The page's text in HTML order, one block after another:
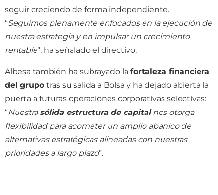
seguir creciendo de forma independiente.
“Seguimos plenamente enfocados en la ejecución de
nuestra estrategia y en impulsar un crecimiento
rentable”, ha señalado el directivo.
Albesa también ha subrayado la fortaleza financiera
del grupo tras su salida a Bolsa y ha dejado abierta la
puerta a futuras operaciones corporativas selectivas:
“Nuestra sólida estructura de capitalnos otorga
flexibilidad para acometer un amplio abanico de
alternativas estratégicas alineadas con nuestras
prioridades a largo plazo”.